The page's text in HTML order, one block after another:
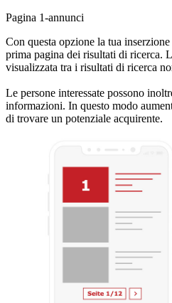
Pagina 1-annunci
Con questa opzione la tua
prima pagina dei risultati di ricerca.
visualizzata tra i risultati di ricerca
Le persone interessate possono
informazioni. In questo modo
di trovare un potenziale acquirente.